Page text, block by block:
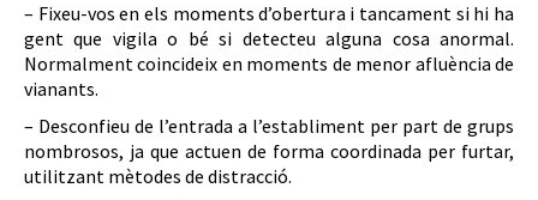
– Fixeu-vos en els moments d’obertura i tancament si hi ha
gent que vigila o bé si detecteu alguna cosa anormal.
Normalment coincideix en moments de menor afluència de
vianants.
– Desconfieu de l’entrada a l’establiment per part de grups
nombrosos, ja que actuen de forma coordinada per furtar,
utilitzant mètodes de distracció.